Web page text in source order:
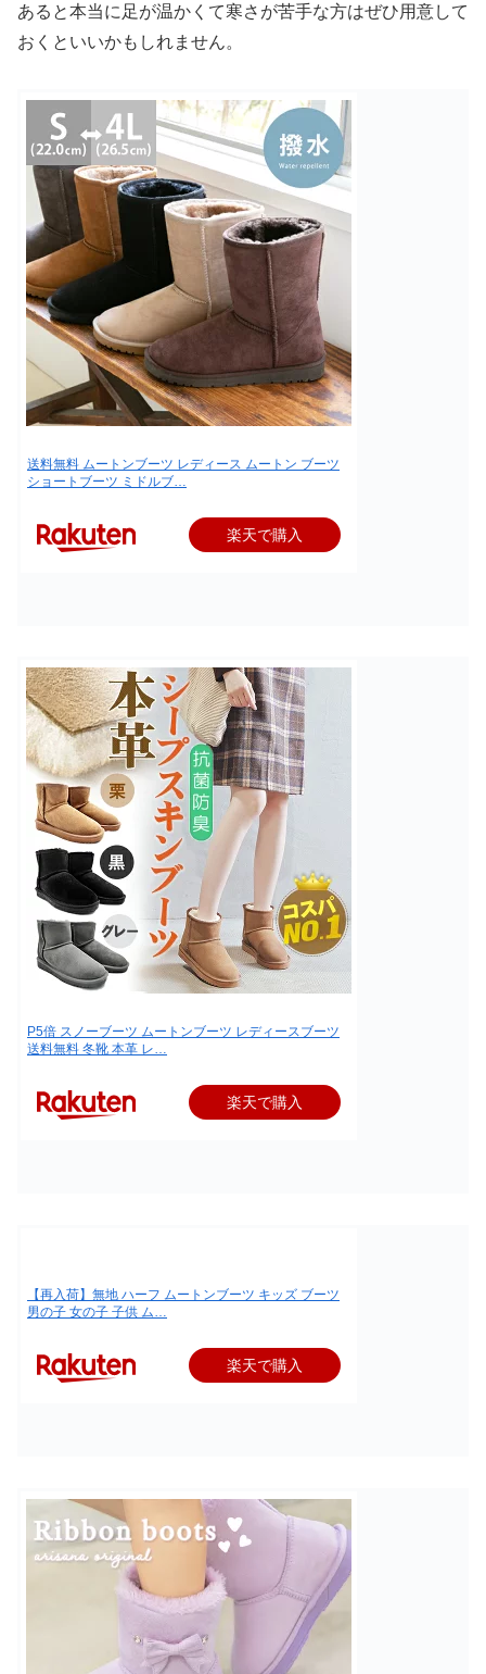
あると本当に足が温かくて寒さが苦手な方はぜひ用意して
おくといいかもしれません。
送料無料 ムートンブーツ レディース ムートン ブーツ
ショートブーツ ミドルブ…
楽天で購入
P5倍 スノーブーツ ムートンブーツ レディースブーツ
送料無料 冬靴 本革 レ…
楽天で購入
【再入荷】無地 ハーフ ムートンブーツ キッズ ブーツ
男の子 女の子 子供 ム…
楽天で購入